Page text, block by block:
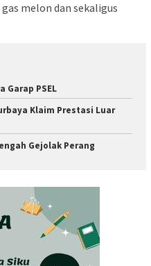
melon dan sekaligus
Garap PSEL
Klaim Prestasi Luar
Gejolak Perang